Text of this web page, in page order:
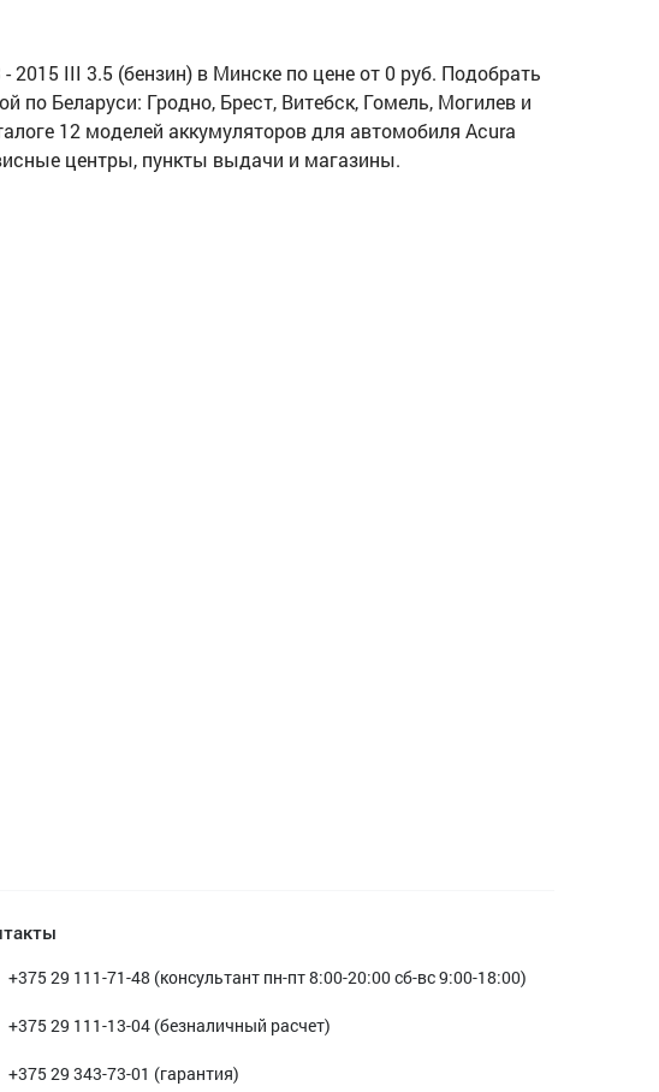
III 3.5 (бензин) в Минске по цене от 0 руб. Подобрать
по Беларуси: Гродно, Брест, Витебск, Гомель, Могилев и
12 моделей аккумуляторов для автомобиля Acura
центры, пункты выдачи и магазины.
+375 29 111-71-48 (консультант пн-пт 8:00-20:00 сб-вс 9:00-18:00)
+375 29 111-13-04 (безналичный расчет)
+375 29 343-73-01 (гарантия)